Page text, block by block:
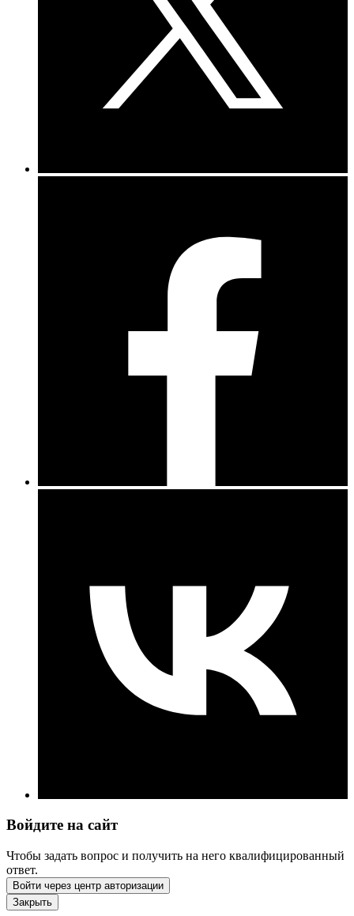
Войдите на сайт
Чтобы задать вопрос и получить на него квалифицированный
ответ.
Войти через центр авторизации
Закрыть